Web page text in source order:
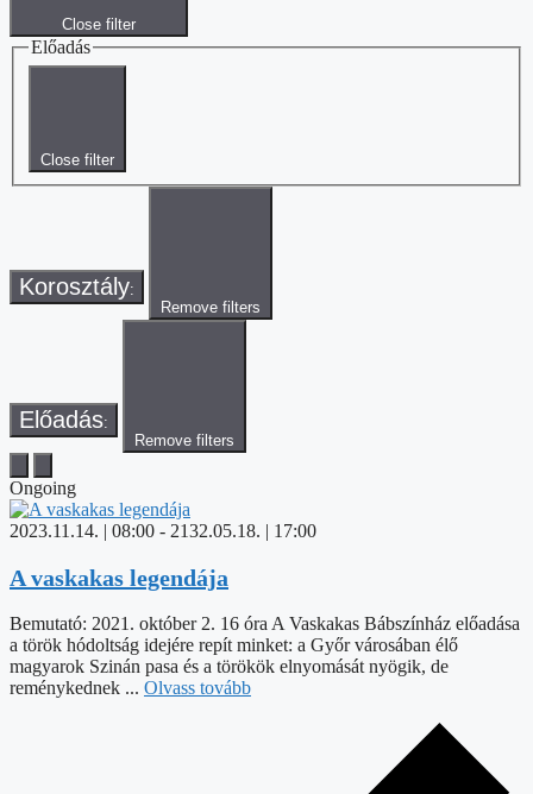
Close filter
Előadás
Close filter
Korosztály:
Remove filters
Előadás:
Remove filters
Ongoing
2023.11.14. | 08:00 - 2132.05.18. | 17:00
A vaskakas legendája
Bemutató: 2021. október 2. 16 óra A Vaskakas Bábszínház előadása
a török hódoltság idejére repít minket: a Győr városában élő
magyarok Szinán pasa és a törökök elnyomását nyögik, de
reménykednek ... Olvass tovább